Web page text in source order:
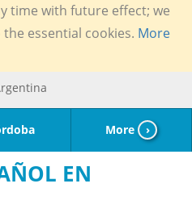
time with future effect; we
essential cookies. More
More ›
EN